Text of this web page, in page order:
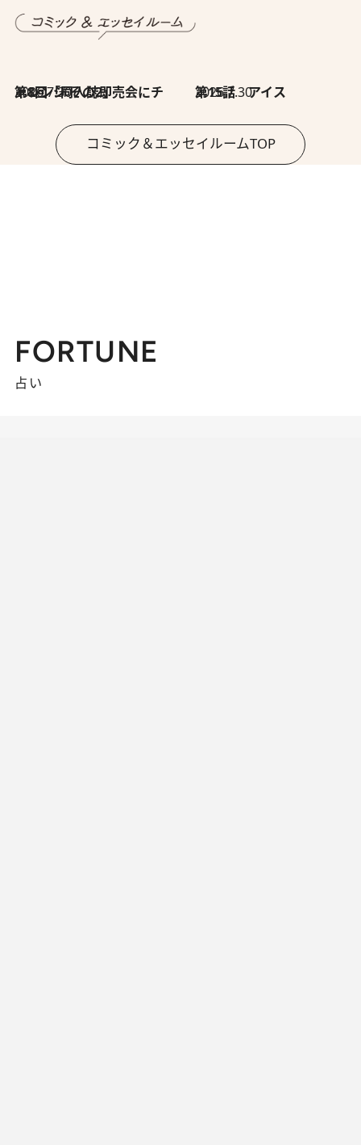
2026.7.30
第8回「同人誌即売会にチャレンジ その2」 2026.7.30
第15話 アイス
コミック＆エッセイルームTOP
FORTUNE
占い